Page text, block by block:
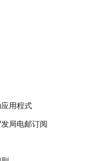
用程式
局电邮订阅